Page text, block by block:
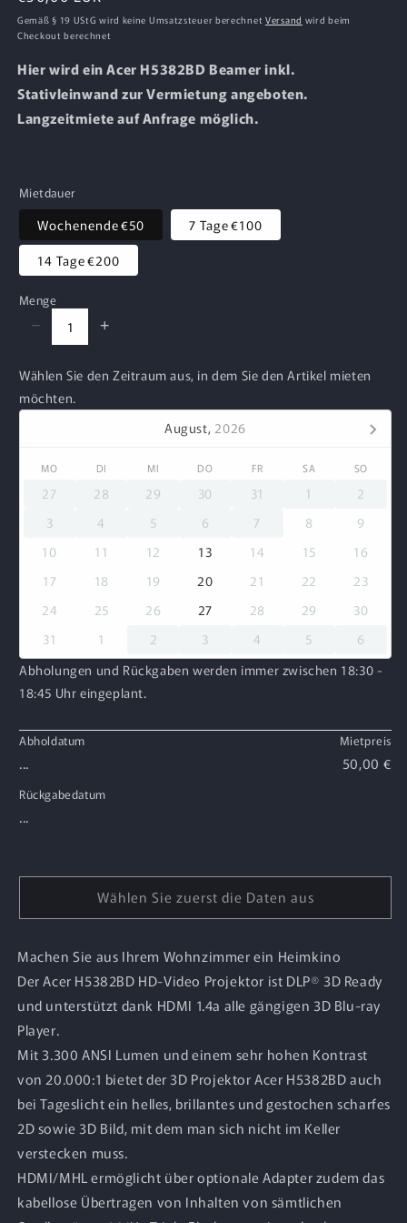
Preis
Gemäß § 19 UStG wird keine Umsatzsteuer berechnet Versand wird beim
Checkout berechnet
Hier wird ein Acer H5382BD Beamer inkl.
Stativleinwand zur Vermietung angeboten.
Langzeitmiete auf Anfrage möglich.
Mietdauer
Wochenende€50 7 Tage€100
14 Tage€200
Menge
− +
Wählen Sie den Zeitraum aus, in dem Sie den Artikel mieten
möchten.
August, 2026
MO DI MI DO FR SA SO
27 28 29 30 31 1
2
3
4 5 6 7 8
9
10
11 12 13 14 15
16
17
18 19 20 21 22
23
24
25 26 27 28 29
30
31
1 2 3 4 5
6
Abholungen und Rückgaben werden immer zwischen 18:30 -
18:45 Uhr eingeplant.
Abholdatum
...
Rückgabedatum
...
Mietpreis
50,00 €
Wählen Sie zuerst die Daten aus
Machen Sie aus Ihrem Wohnzimmer ein Heimkino
Der Acer H5382BD HD-Video Projektor ist DLP® 3D Ready
und unterstützt dank HDMI 1.4a alle gängigen 3D Blu-ray
Player.
Mit 3.300 ANSI Lumen und einem sehr hohen Kontrast
von 20.000:1 bietet der 3D Projektor Acer H5382BD auch
bei Tageslicht ein helles, brillantes und gestochen scharfes
2D sowie 3D Bild, mit dem man sich nicht im Keller
verstecken muss.
HDMI/MHL ermöglicht über optionale Adapter zudem das
kabellose Übertragen von Inhalten von sämtlichen